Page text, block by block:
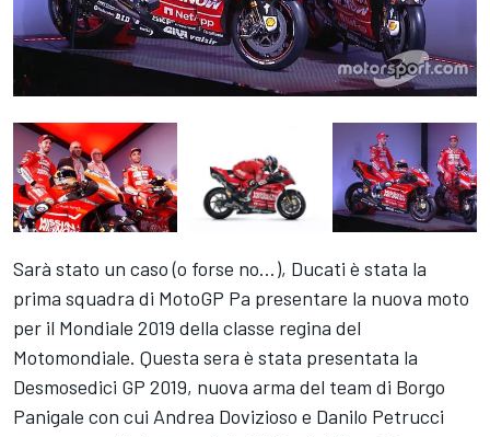
Sarà stato un caso (o forse no...), Ducati è stata la
prima squadra di MotoGP Pa presentare la nuova moto
per il Mondiale 2019 della classe regina del
Motomondiale. Questa sera è stata presentata la
Desmosedici GP 2019, nuova arma del team di Borgo
Panigale con cui Andrea Dovizioso e Danilo Petrucci